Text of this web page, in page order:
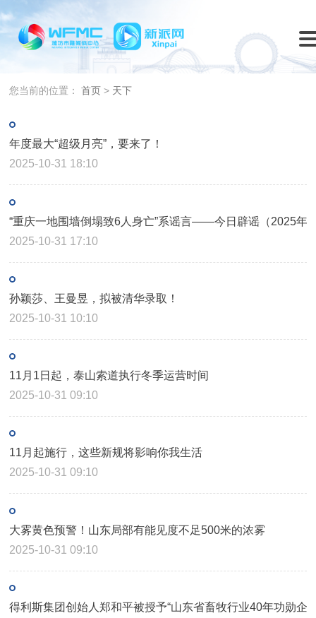
您当前的位置：首页 > 天下
年度最大“超级月亮”，要来了！
2025-10-31 18:10
“重庆一地围墙倒塌致6人身亡”系谣言——今日辟谣（2025年
2025-10-31 17:10
孙颖莎、王曼昱，拟被清华录取！
2025-10-31 10:10
11月1日起，泰山索道执行冬季运营时间
2025-10-31 09:10
11月起施行，这些新规将影响你我生活
2025-10-31 09:10
大雾黄色预警！山东局部有能见度不足500米的浓雾
2025-10-31 09:10
得利斯集团创始人郑和平被授予“山东省畜牧行业40年功勋企